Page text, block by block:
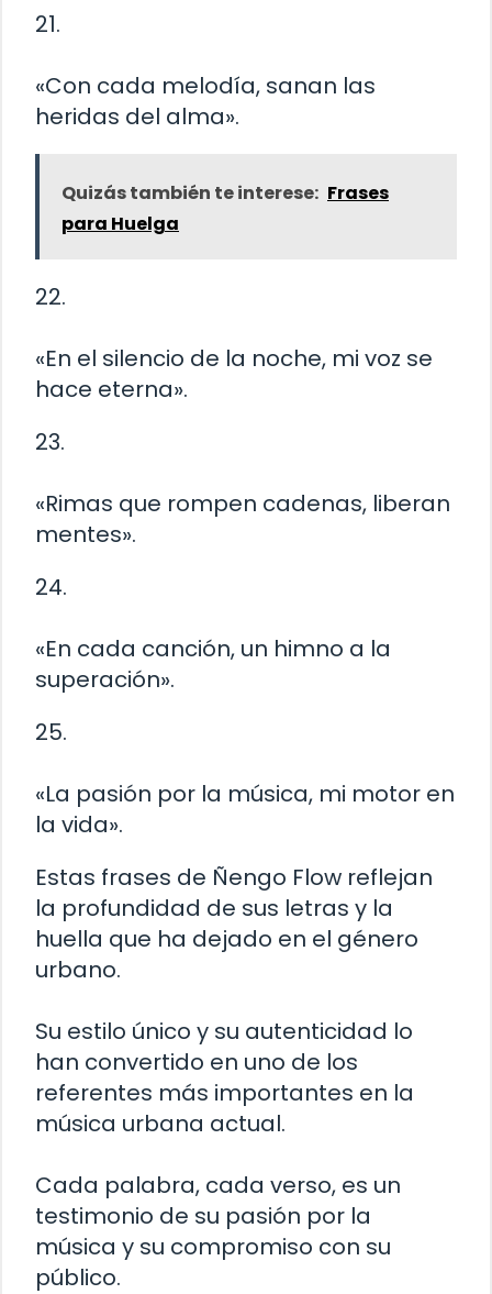
21.
«Con cada melodía, sanan las
heridas del alma».
Quizás también te interese: Frases
para Huelga
22.
«En el silencio de la noche, mi voz se
hace eterna».
23.
«Rimas que rompen cadenas, liberan
mentes».
24.
«En cada canción, un himno a la
superación».
25.
«La pasión por la música, mi motor en
la vida».
Estas frases de Ñengo Flow reflejan
la profundidad de sus letras y la
huella que ha dejado en el género
urbano.
Su estilo único y su autenticidad lo
han convertido en uno de los
referentes más importantes en la
música urbana actual.
Cada palabra, cada verso, es un
testimonio de su pasión por la
música y su compromiso con su
público.